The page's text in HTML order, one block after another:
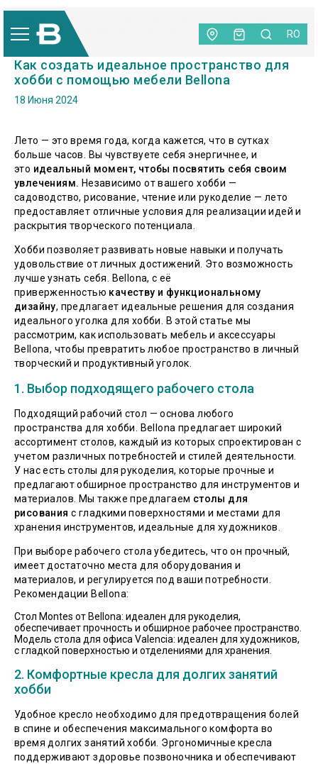
RO
для хобби с помощью мебели Bellona
Как создать идеальное пространство для
хобби с помощью мебели Bellona
18 Июня 2024
Лето — это время года, когда кажется, что в сутках
больше часов. Вы чувствуете себя энергичнее, и
это идеальный момент, чтобы посвятить себя своим
увлечениям. Независимо от вашего хобби —
садоводство, рисование, чтение или рукоделие — лето
предоставляет отличные условия для реализации идей и
раскрытия творческого потенциала.
Хобби позволяет развивать новые навыки и получать
удовольствие от личных достижений. Это возможность
лучше узнать себя. Bellona, с её
приверженностью качеству и функциональному
дизайну, предлагает идеальные решения для создания
идеального уголка для хобби. В этой статье мы
рассмотрим, как использовать мебель и аксессуары
Bellona, чтобы превратить любое пространство в личный
творческий и продуктивный уголок.
1. Выбор подходящего рабочего стола
Подходящий рабочий стол — основа любого
пространства для хобби. Bellona предлагает широкий
ассортимент столов, каждый из которых спроектирован с
учетом различных потребностей и стилей деятельности.
У нас есть столы для рукоделия, которые прочные и
предлагают обширное пространство для инструментов и
материалов. Мы также предлагаем столы для
рисования с гладкими поверхностями и местами для
хранения инструментов, идеальные для художников.
При выборе рабочего стола убедитесь, что он прочный,
имеет достаточно места для оборудования и
материалов, и регулируется под ваши потребности.
Рекомендации Bellona:
Стол Montes от Bellona: идеален для рукоделия,
обеспечивает прочность и обширное рабочее пространство.
Модель стола для офиса Valencia: идеален для художников,
с гладкой поверхностью и отделениями для хранения.
2. Комфортные кресла для долгих занятий
хобби
Удобное кресло необходимо для предотвращения болей
в спине и обеспечения максимального комфорта во
время долгих занятий хобби. Эргономичные кресла
поддерживают здоровье позвоночника и обеспечивают